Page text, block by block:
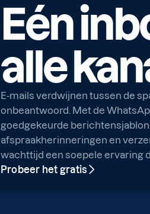
Eén
alle
E-mails verdwijnen tussen de
onbeantwoord. Met de
goedgekeurde
afspraakherinneringen en
wachttijd een soepele ervaring
Probeer het gratis